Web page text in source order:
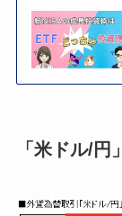
「米ドル/